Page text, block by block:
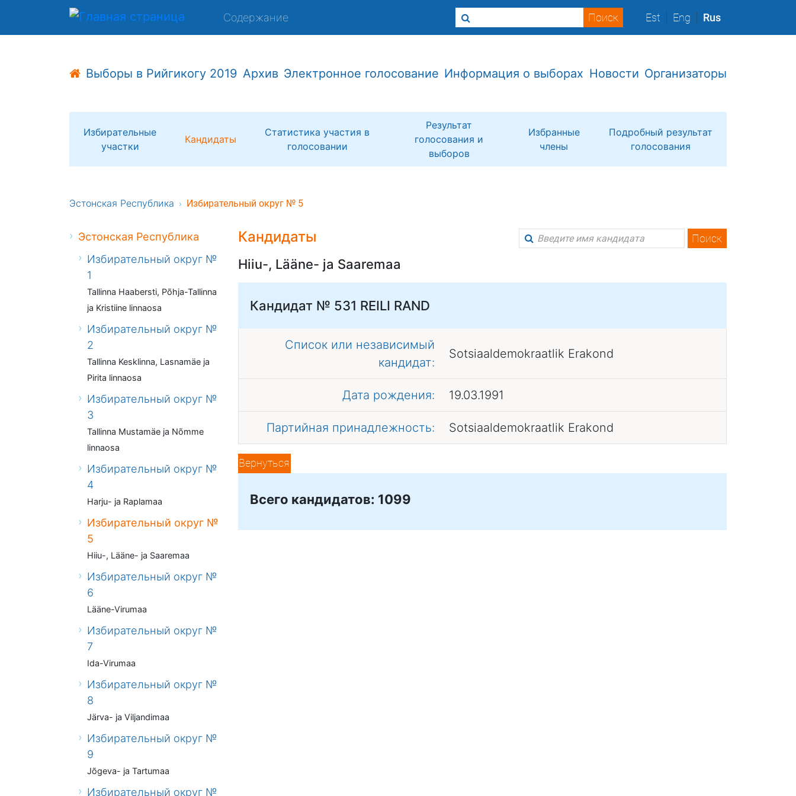
Содержание Est Eng Rus
Выборы в Рийгикогу 2019 Архив Электронное голосование Информация о выборах Новости Организаторы
Избирательные
участки
Кандидаты
Статистика участия в
голосовании
Результат
голосования и
выборов
Избранные
члены
Подробный результат
голосования
Эстонская Республика Избирательный округ № 5
Эстонская Республика
Избирательный округ №
1
Tallinna Haabersti, Põhja-Tallinna
ja Kristiine linnaosa
Избирательный округ №
2
Tallinna Kesklinna, Lasnamäe ja
Pirita linnaosa
Избирательный округ №
3
Tallinna Mustamäe ja Nõmme
linnaosa
Избирательный округ №
4
Harju- ja Raplamaa
Избирательный округ №
5
Hiiu-, Lääne- ja Saaremaa
Избирательный округ №
6
Lääne-Virumaa
Избирательный округ №
7
Ida-Virumaa
Избирательный округ №
8
Järva- ja Viljandimaa
Избирательный округ №
9
Jõgeva- ja Tartumaa
Избирательный округ №
Кандидаты Поиск
Hiiu-, Lääne- ja Saaremaa
Кандидат № 531 REILI RAND
Список или независимый
кандидат:
Sotsiaaldemokraatlik Erakond
Дата рождения: 19.03.1991
Партийная принадлежность: Sotsiaaldemokraatlik Erakond
Вернуться
Всего кандидатов: 1099